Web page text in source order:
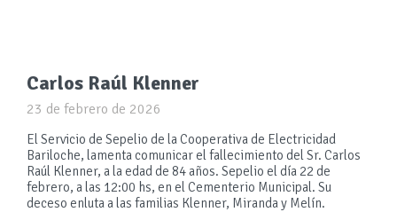
Carlos Raúl Klenner
23 de febrero de 2026
El Servicio de Sepelio de la Cooperativa de Electricidad
Bariloche, lamenta comunicar el fallecimiento del Sr. Carlos
Raúl Klenner, a la edad de 84 años. Sepelio el día 22 de
febrero, a las 12:00 hs, en el Cementerio Municipal. Su
deceso enluta a las familias Klenner, Miranda y Melín.